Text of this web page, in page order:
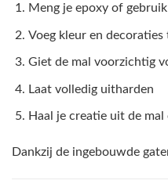
Meng je epoxy of
Voeg kleur en decoraties
Giet de mal voorzichtig
Laat volledig uitharden
Haal je creatie uit de
Dankzij de ingebouwde